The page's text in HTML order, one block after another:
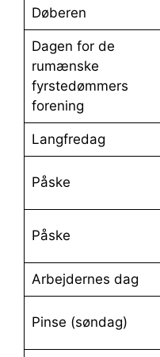
Døberen
Dagen for de
rumænske
fyrstedømmers
forening
Langfredag
påske
påske
Arbejdernes dag
Pinse (søndag)